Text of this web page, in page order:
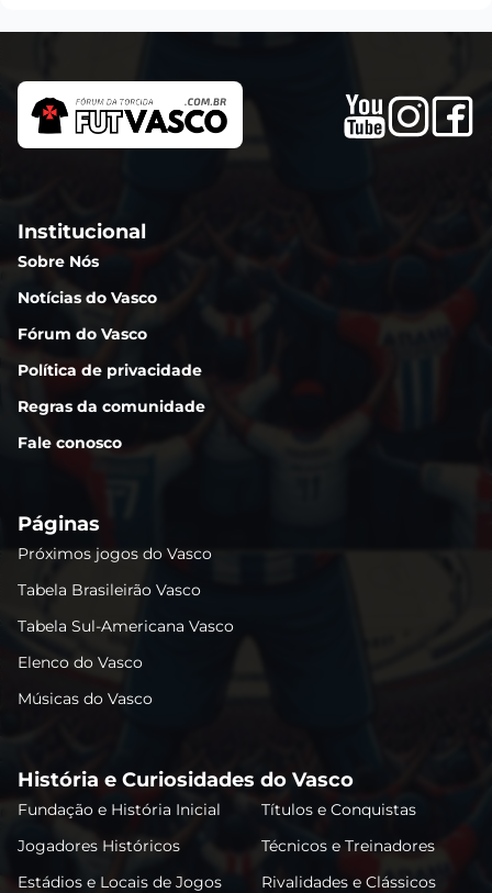
Institucional
Sobre Nós
Notícias do Vasco
Fórum do Vasco
Política de privacidade
Regras da comunidade
Fale conosco
Páginas
Próximos jogos do Vasco
Tabela Brasileirão Vasco
Tabela Sul-Americana Vasco
Elenco do Vasco
Músicas do Vasco
História e Curiosidades do Vasco
Fundação e História Inicial
Títulos e Conquistas
Jogadores Históricos
Técnicos e Treinadores
Estádios e Locais de Jogos
Rivalidades e Clássicos